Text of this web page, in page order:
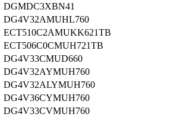
DGMDC3XBN41
DG4V32AMUHL760
ECT510C2AMUKK621TB
ECT506C0CMUH721TB
DG4V33CMUD660
DG4V32AYMUH760
DG4V32ALYMUH760
DG4V36CYMUH760
DG4V33CVMUH760